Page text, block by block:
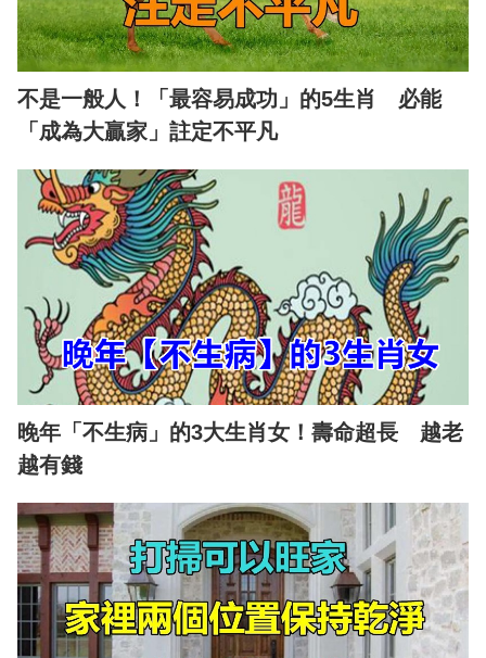
不是一般人！「最容易成功」的5生肖 必能
「成為大贏家」註定不平凡
晚年「不生病」的3大生肖女！壽命超長 越老
越有錢